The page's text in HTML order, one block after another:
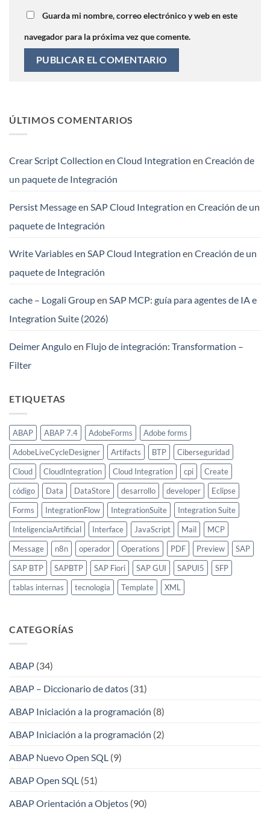
Guarda mi nombre, correo electrónico y web en este
navegador para la próxima vez que comente.
ÚLTIMOS COMENTARIOS
Crear Script Collection en Cloud Integration en Creación de
un paquete de Integración
Persist Message en SAP Cloud Integration en Creación de un
paquete de Integración
Write Variables en SAP Cloud Integration en Creación de un
paquete de Integración
cache – Logali Groupen SAP MCP: guía para agentes de IA e
Integration Suite (2026)
Deimer Anguloen Flujo de integración: Transformation –
Filter
ETIQUETAS
ABAP ABAP 7.4 AdobeForms
Adobe forms
AdobeLiveCycleDesigner
Artifacts BTP
Ciberseguridad
Cloud
CloudIntegration Cloud Integration cpi
Create
código
Data DataStore desarrollo developer
Eclipse
Forms
IntegrationFlow IntegrationSuite
Integration Suite
InteligenciaArtificial
Interface JavaScript Mail
MCP
Message
n8n operador Operations PDF Preview
SAP
SAP BTP
SAPBTP SAP Fiori SAP GUI SAPUI5
SFP
tablas internas
tecnologia Template XML
CATEGORÍAS
ABAP (34)
ABAP – Diccionario de datos (31)
ABAP Iniciación a la programación (8)
ABAP Iniciación a la programación (2)
ABAP Nuevo Open SQL (9)
ABAP Open SQL (51)
ABAP Orientación a Objetos (90)